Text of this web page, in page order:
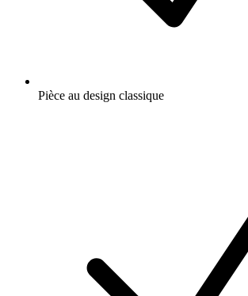
Pièce au design classique